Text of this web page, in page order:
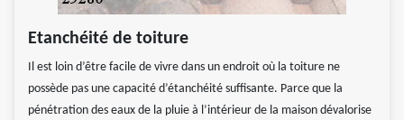
Etanchéité de toiture
Il est loin d’être facile de vivre dans un endroit où la toiture ne
possède pas une capacité d’étanchéité suffisante. Parce que la
pénétration des eaux de la pluie à l’intérieur de la maison dévalorise